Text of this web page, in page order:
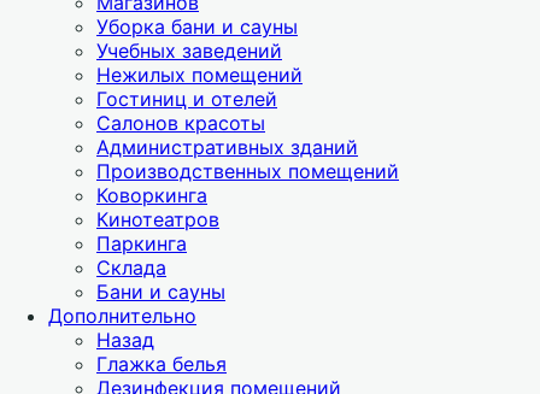
Уборка бани и сауны
Учебных заведений
Нежилых помещений
Гостиниц и отелей
Салонов красоты
Административных зданий
Производственных помещений
Коворкинга
Кинотеатров
Паркинга
Склада
Бани и сауны
Дополнительно
Назад
Глажка белья
Дезинфекция помещений